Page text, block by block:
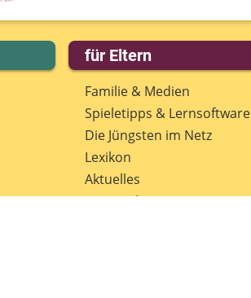
für Eltern
Familie & Medien
Spieletipps & Lernsoftware
Die Jüngsten im Netz
Lexikon
Aktuelles
Datenschutz